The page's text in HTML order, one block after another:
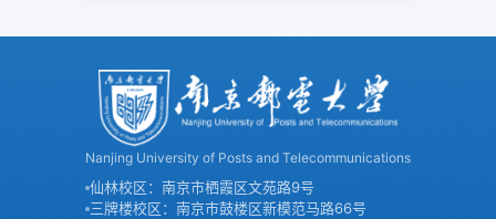
Nanjing University of Posts and Telecommunications
仙林校区：南京市栖霞区文苑路9号
三牌楼校区：南京市鼓楼区新模范马路66号